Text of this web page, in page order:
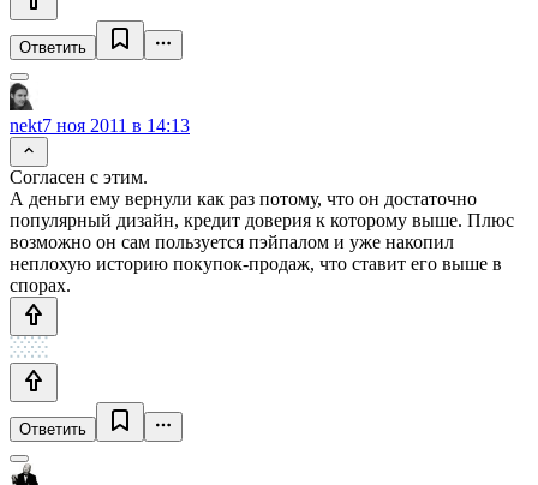
Ответить
nekt7 ноя 2011 в 14:13
Согласен с этим.
А деньги ему вернули как раз потому, что он достаточно
популярный дизайн, кредит доверия к которому выше. Плюс
возможно он сам пользуется пэйпалом и уже накопил
неплохую историю покупок-продаж, что ставит его выше в
спорах.
Ответить